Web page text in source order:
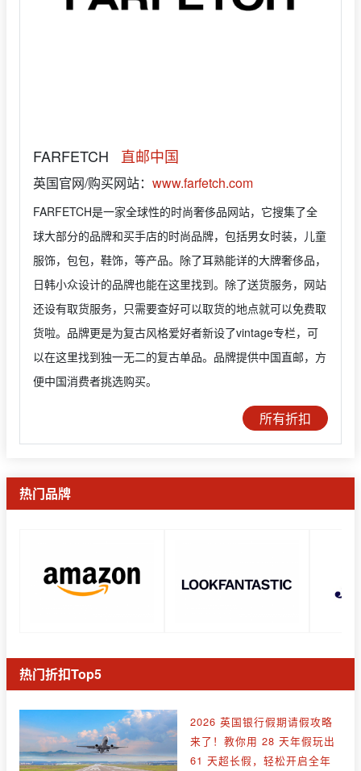
FARFETCH 直邮中国
英国官网/购买网站： www.farfetch.com
FARFETCH是一家全球性的时尚奢侈品网站，它搜集了全
球大部分的品牌和买手店的时尚品牌，包括男女时装，儿童
服饰，包包，鞋饰，等产品。除了耳熟能详的大牌奢侈品，
日韩小众设计的品牌也能在这里找到。除了送货服务，网站
还设有取货服务，只需要查好可以取货的地点就可以免费取
货啦。品牌更是为复古风格爱好者新设了vintage专栏，可
以在这里找到独一无二的复古单品。品牌提供中国直邮，方
便中国消费者挑选购买。
所有折扣
热门品牌
热门折扣Top5
2026 英国银行假期请假攻略
来了！教你用 28 天年假玩出
61 天超长假，轻松开启全年